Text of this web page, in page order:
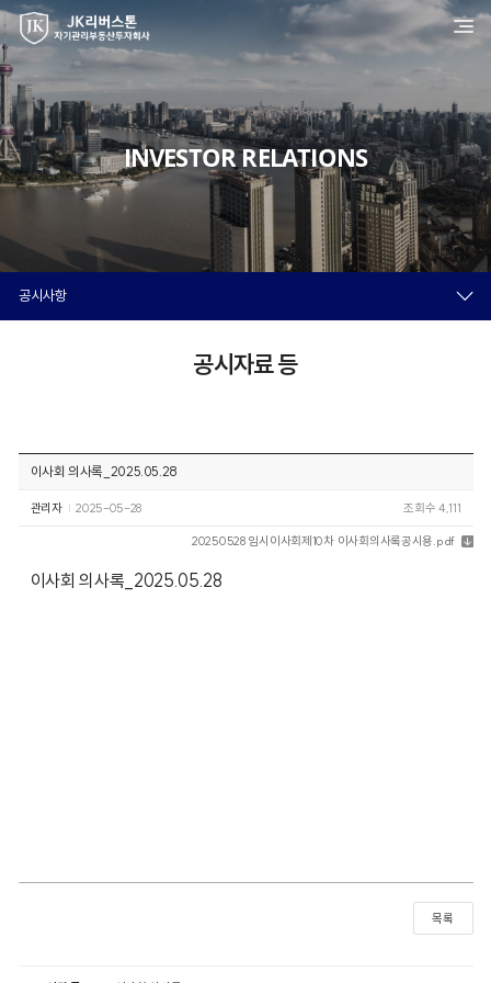
INVESTOR RELATIONS
공시사항
공시자료 등
이사회 의사록_2025.05.28
관리자 2025-05-28 조회수 4,111
20250528 임시이사회제10차 이사회의사록공시용.pdf
이사회 의사록_2025.05.28
목록